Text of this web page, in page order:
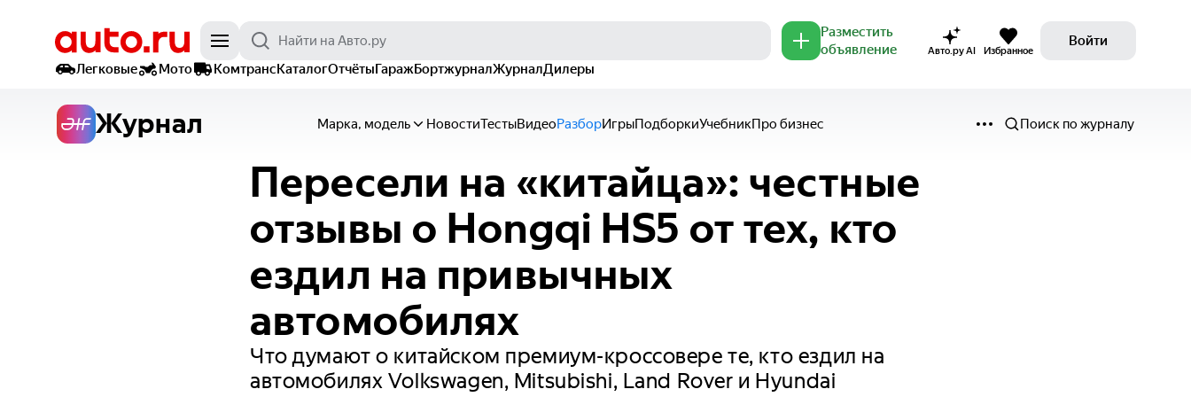
Разместить
объявление
Авто.ру AI Избранное
Войти
Легковые
Мото КомтрансКаталогОтчётыГаражБортжурналЖурналДилеры
Журнал Марка, модель НовостиТестыВидеоРазборИгрыПодборкиУчебникПро бизнес Поиск по журналу
Пересели на «китайца»: честные
отзывы о Hongqi HS5 от тех, кто
ездил на привычных
автомобилях
Что думают о китайском премиум-кроссовере те, кто ездил на
автомобилях Volkswagen, Mitsubishi, Land Rover и Hyundai